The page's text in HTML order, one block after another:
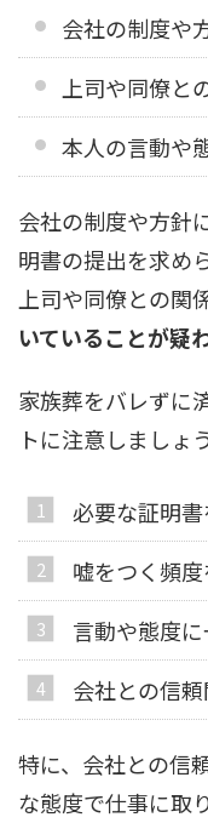
会社の制度や
上司や同僚と
本人の言動や
会社の制度や方針
明書の提出を求め
上司や同僚との関
いていることが疑
家族葬をバレずに
トに注意しましょう
必要な証明
嘘をつく頻
言動や態度
会社との信
特に、会社との信
な態度で仕事に取